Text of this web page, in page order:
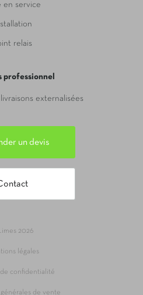
en service
relais
professionnel
externalisées
un devis
2026
légales
confidentialité
de vente